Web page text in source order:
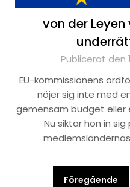
von der Leyen
Publicerat den
EU-kommissionens
nöjer sig inte med
gemensam budget eller
Nu siktar hon in
Sidnumrering
Föregående